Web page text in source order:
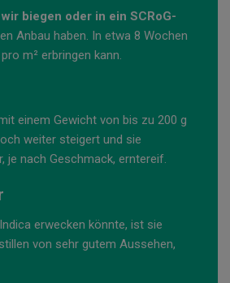
wir biegen oder in ein SCRoG-
Anbau haben. In etwa 8 Wochen
m² erbringen kann.
einem Gewicht von bis zu 200 g
weiter steigert und sie
je nach Geschmack, erntereif.
erwecken könnte, ist sie
von sehr gutem Aussehen,